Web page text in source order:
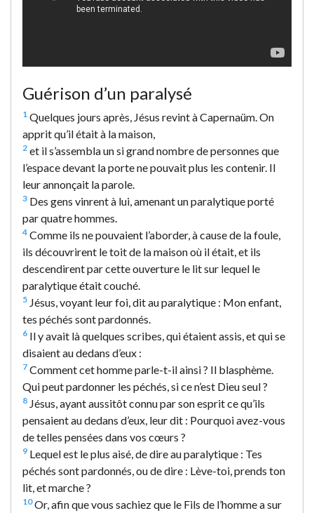
Guérison d’un paralysé
1 Quelques jours après, Jésus revint à Capernaüm. On
apprit qu’il était à la maison,
2 et il s’assembla un si grand nombre de personnes que
l’espace devant la porte ne pouvait plus les contenir. Il
leur annonçait la parole.
3 Des gens vinrent à lui, amenant un paralytique porté
par quatre hommes.
4 Comme ils ne pouvaient l’aborder, à cause de la foule,
ils découvrirent le toit de la maison où il était, et ils
descendirent par cette ouverture le lit sur lequel le
paralytique était couché.
5 Jésus, voyant leur foi, dit au paralytique : Mon enfant,
tes péchés sont pardonnés.
6 Il y avait là quelques scribes, qui étaient assis, et qui se
disaient au dedans d’eux :
7 Comment cet homme parle-t-il ainsi ? Il blasphème.
Qui peut pardonner les péchés, si ce n’est Dieu seul ?
8 Jésus, ayant aussitôt connu par son esprit ce qu’ils
pensaient au dedans d’eux, leur dit : Pourquoi avez-vous
de telles pensées dans vos cœurs ?
9 Lequel est le plus aisé, de dire au paralytique : Tes
péchés sont pardonnés, ou de dire : Lève-toi, prends ton
lit, et marche ?
10Or, afin que vous sachiez que le Fils de l’homme a sur